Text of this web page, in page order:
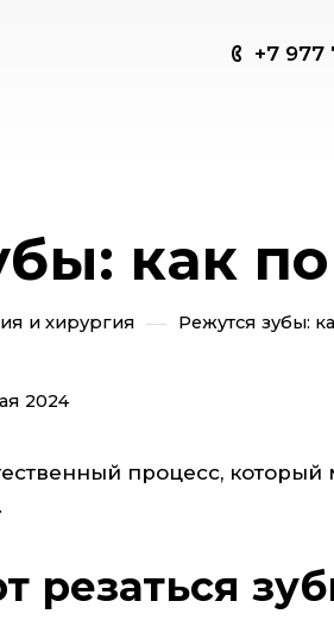
+7 977
как
и хирургия — Режутся зубы:
2024
процесс,
резаться